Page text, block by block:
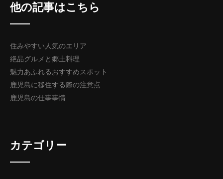
他の記事はこちら
住みやすい人気のエリア
絶品グルメと郷土料理
魅力あふれるおすすめスポット
鹿児島に移住する際の注意点
鹿児島の仕事事情
カテゴリー